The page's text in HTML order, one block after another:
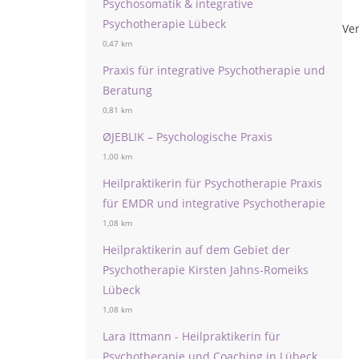
Psychosomatik & integrative
Psychotherapie Lübeck
0,47 km
Praxis für integrative Psychotherapie und
Beratung
0,81 km
ØJEBLIK – Psychologische Praxis
1,00 km
Heilpraktikerin für Psychotherapie Praxis
für EMDR und integrative Psychotherapie
1,08 km
Heilpraktikerin auf dem Gebiet der
Psychotherapie Kirsten Jahns-Romeiks
Lübeck
1,08 km
Lara Ittmann - Heilpraktikerin für